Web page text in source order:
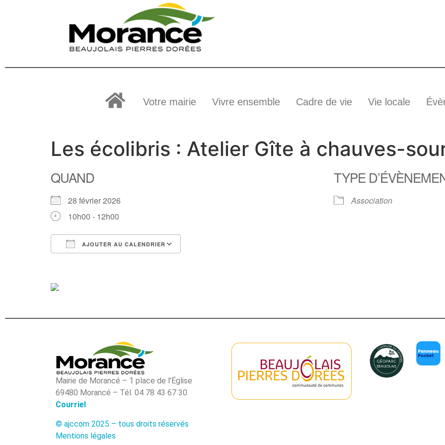
Votre mairie Vivre ensemble Cadre de vie Vie locale
Les écolibris : Atelier Gîte à chauves-
QUAND
28 février 2026
10h00 - 12h00
AJOUTER AU CALENDRIER
TYPE
Association
Mairie de Morancé – 1 place de l’Église
69480 Morancé – Tél. 04 78 43 67 30
Courriel
© ajccom 2025 – tous droits réservés
Mentions légales